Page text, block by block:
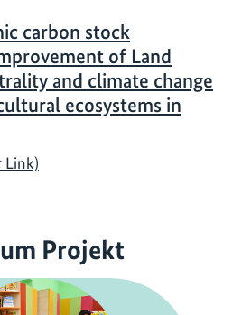
carbon stock
of Land
and climate change
ecosystems in
Link)
Projekt